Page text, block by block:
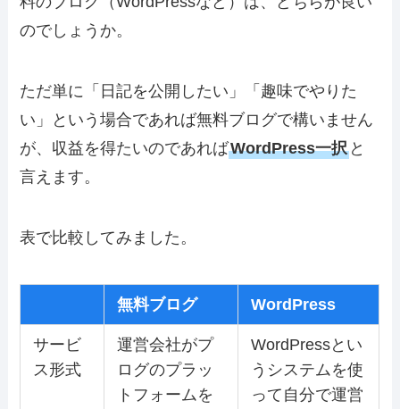
のでしょうか。
ただ単に「日記を公開したい」「趣味でやりた
い」という場合であれば無料ブログで構いません
が、収益を得たいのであればWordPress一択 と
言えます。
表で比較してみました。
無料ブログ WordPress
サービ
ス形式
運営会社がプ
ログのプラッ
トフォームを
WordPressとい
うシステムを使
って自分で運営